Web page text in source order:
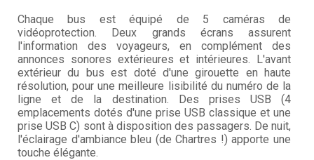
Chaque bus est équipé de 5 caméras de
vidéoprotection. Deux grands écrans assurent
l'information des voyageurs, en complément des
annonces sonores extérieures et intérieures. L'avant
extérieur du bus est doté d'une girouette en haute
résolution, pour une meilleure lisibilité du numéro de la
ligne et de la destination. Des prises USB (4
emplacements dotés d'une prise USB classique et une
prise USB C) sont à disposition des passagers. De nuit,
l'éclairage d'ambiance bleu (de Chartres !) apporte une
touche élégante.